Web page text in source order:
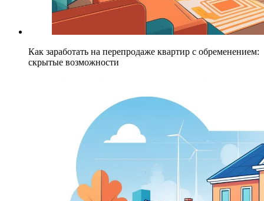
Как заработать на перепродаже квартир с обременением:
скрытые возможности